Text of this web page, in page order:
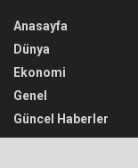
Anasayfa
Dünya
Ekonomi
Genel
Güncel Haberler